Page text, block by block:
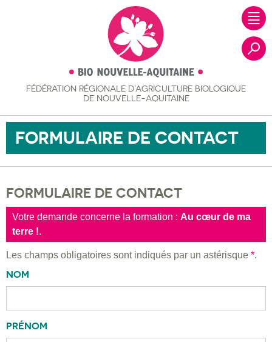
FÉDÉRATION RÉGIONALE D’AGRICULTURE BIOLOGIQUE
DE NOUVELLE-AQUITAINE
FORMULAIRE DE CONTACT
FORMULAIRE DE CONTACT
Votre demande concerne la formation : Au cœur de ma
terre !.
Les champs obligatoires sont indiqués par un astérisque *.
NOM
PRÉNOM